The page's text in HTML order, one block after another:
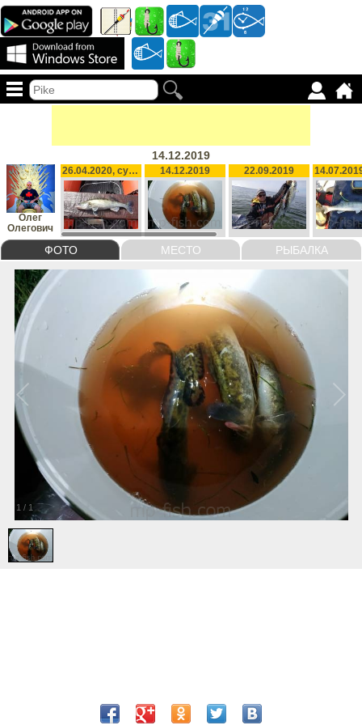
14.12.2019
ФОТО МЕСТО РЫБАЛКА
Олег
Олегович
26.04.2020, судак 14.12.2019 22.09.2019
1 / 1